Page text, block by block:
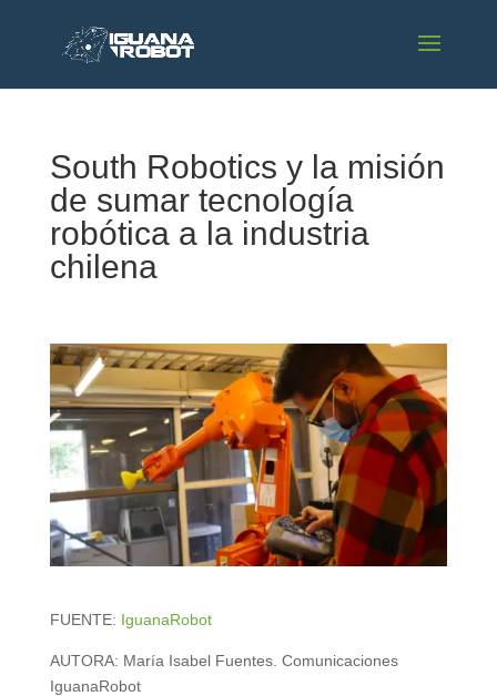
South Robotics y la misión
de sumar tecnología
robótica a la industria
chilena
FUENTE: IguanaRobot
AUTORA: María Isabel Fuentes. Comunicaciones
IguanaRobot